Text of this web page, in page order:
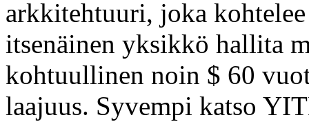
arkkitehtuuri, joka
itsenäinen yksikkö hallita
kohtuullinen noin $ 60
laajuus. Syvempi katso